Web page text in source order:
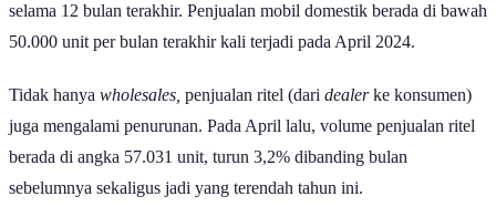
selama 12 bulan terakhir. Penjualan mobil domestik berada di bawah
50.000 unit per bulan terakhir kali terjadi pada April 2024.
Tidak hanya wholesales, penjualan ritel (dari dealerke konsumen)
juga mengalami penurunan. Pada April lalu, volume penjualan ritel
berada di angka 57.031 unit, turun 3,2% dibanding bulan
sebelumnya sekaligus jadi yang terendah tahun ini.